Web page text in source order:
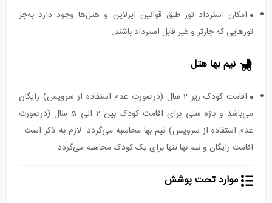
امکان استرداد تور طبق قوانین ایرلاین و هتل‌ها وجود دارد به‌جز
تورهایی که چارتر و غیر قابل استرداد باشند.
نیم بها هتل
اقامت کودک زیر 2 سال (درصورت عدم استفاده از سرویس) رایگان
می‌باشد و بازه سنی برای اقامت کودک بین 2 الی 5 سال (درصورت
عدم استفاده از سرویس) نیم بها محاسبه می‌گردد. لازم به ذکر است :
اقامت رایگان و نیم بها تنها برای یک کودک محاسبه می‌گردد.
موارد تحت پوشش